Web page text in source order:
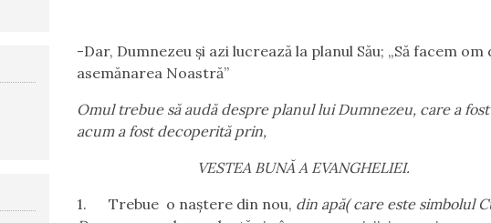
-Dar, Dumnezeu şi azi lucrează la planul Său; „Să facem om
asemănarea Noastră”
Omul trebue să audă despre planul lui Dumnezeu, care a
acum a fost decoperită prin,
VESTEA BUNĂ A EVANGHELIEI.
1.
Trebue o naştere din nou, din apă( care este simbolul